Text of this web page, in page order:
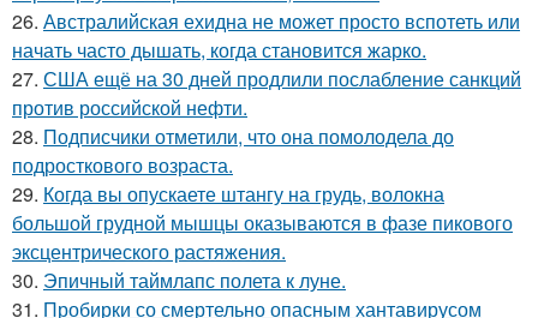
26. Австралийская ехидна не может просто вспотеть или
начать часто дышать, когда становится жарко.
27. США ещё на 30 дней продлили послабление санкций
против российской нефти.
28. Подписчики отметили, что она помолодела до
подросткового возраста.
29. Когда вы опускаете штангу на грудь, волокна
большой грудной мышцы оказываются в фазе пикового
эксцентрического растяжения.
30. Эпичный таймлапс полета к луне.
31. Пробирки со смертельно опасным хантавирусом